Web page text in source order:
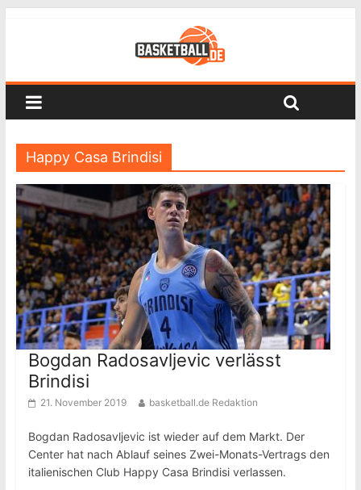
Happy Casa Brindisi
Bogdan Radosavljevic verlässt
Brindisi
21. November 2019 basketball.de Redaktion
Bogdan Radosavljevic ist wieder auf dem Markt. Der
Center hat nach Ablauf seines Zwei-Monats-Vertrags den
italienischen Club Happy Casa Brindisi verlassen.